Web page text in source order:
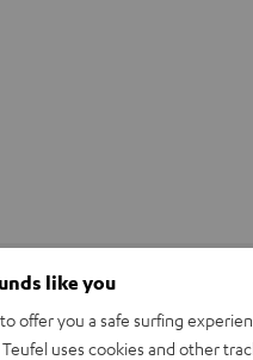
like you
offer you a safe surfing
uses cookies and other